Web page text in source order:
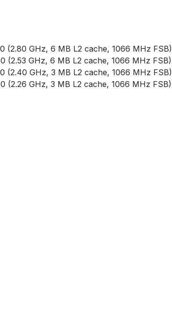
(2.80 GHz, 6 MB L2 cache, 1066 MHz FSB)
(2.53 GHz, 6 MB L2 cache, 1066 MHz FSB)
(2.40 GHz, 3 MB L2 cache, 1066 MHz FSB)
(2.26 GHz, 3 MB L2 cache, 1066 MHz FSB)